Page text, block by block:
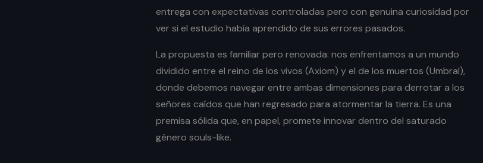
entrega con expectativas controladas pero con genuina curiosidad por
ver si el estudio había aprendido de sus errores pasados.
La propuesta es familiar pero renovada: nos enfrentamos a un mundo
dividido entre el reino de los vivos (Axiom) y el de los muertos (Umbral),
donde debemos navegar entre ambas dimensiones para derrotar a los
señores caídos que han regresado para atormentar la tierra. Es una
premisa sólida que, en papel, promete innovar dentro del saturado
género souls-like.